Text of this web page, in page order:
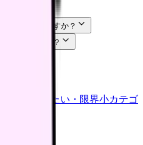
すればいいですか？
ばいいですか？
リ
辞めたい・限界小カテゴ